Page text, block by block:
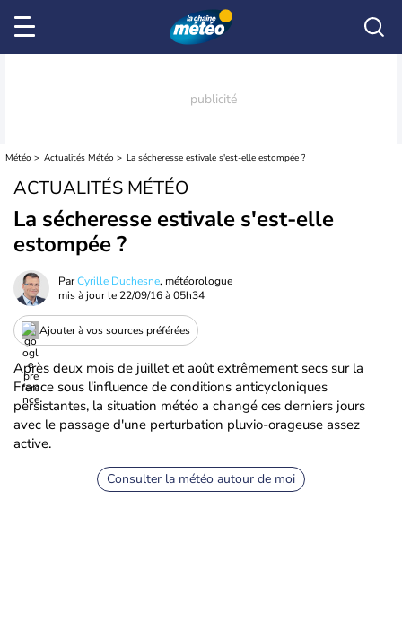
Météo Actualités Météo La sécheresse estivale s'est-elle estompée ?
ACTUALITÉS MÉTÉO
La sécheresse estivale s'est-elle
estompée ?
ParCyrille Duchesne, météorologue
mis à jour le 22/09/16 à 05h34
Ajouter à vos sources préférées
Après deux mois de juillet et août extrêmement secs sur la
France sous l'influence de conditions anticycloniques
persistantes, la situation météo a changé ces derniers jours
avec le passage d'une perturbation pluvio-orageuse assez
active.
Consulter la météo autour de moi